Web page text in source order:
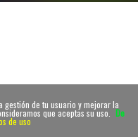
gestión de tu usuario y mejorar la
que aceptas su uso. De
de uso